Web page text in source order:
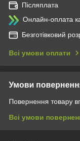
Післяплата
Онлайн-оплата
Безготівковий
Всі умови оплати
Умови
Повернення товару
Всі умови